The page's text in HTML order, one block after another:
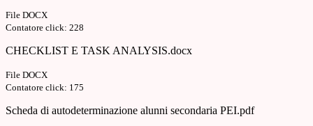
File DOCX
Contatore click: 228
CHECKLIST E TASK ANALYSIS.docx
File DOCX
Contatore click: 175
Scheda di autodeterminazione alunni secondaria PEI.pdf